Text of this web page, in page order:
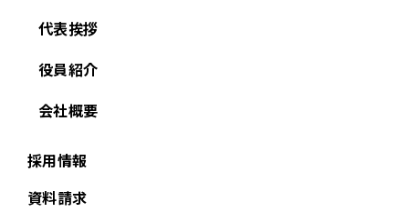
代表挨拶
役員紹介
会社概要
採用情報
資料請求